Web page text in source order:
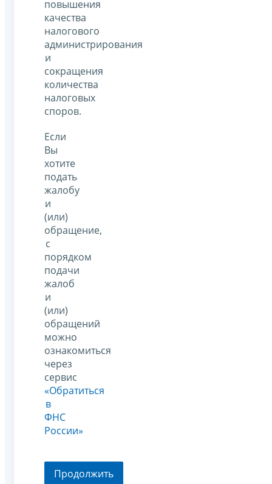
повышения
качества
налогового
администрирования
и
сокращения
количества
налоговых
споров.
Если
Вы
хотите
подать
жалобу
и
(или)
обращение,
с
порядком
подачи
жалоб
и
(или)
обращений
можно
ознакомиться
через
сервис
«Обратиться
в
ФНС
России»
Продолжить